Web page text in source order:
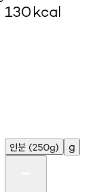
130kcal
인분 (250g) g